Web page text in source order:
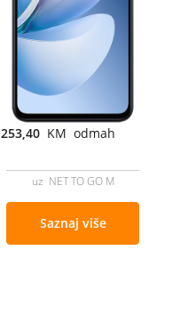
253,40 KM odmah
uz NET TO GO M
Saznaj više